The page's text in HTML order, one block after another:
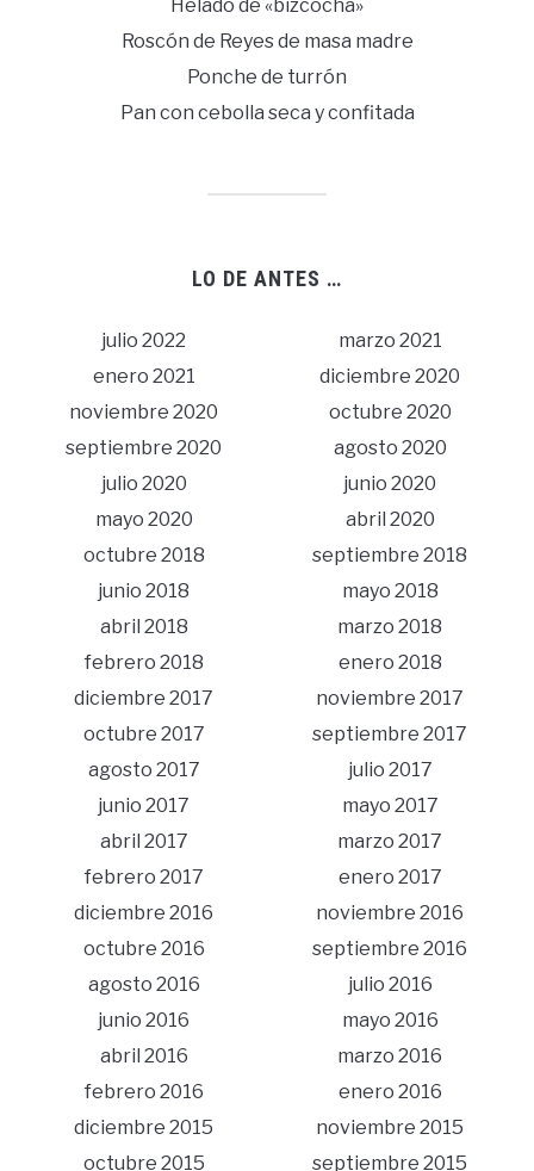
Helado de «bizcochá»
Roscón de Reyes de masa madre
Ponche de turrón
Pan con cebolla seca y confitada
LO DE ANTES …
julio 2022
marzo 2021
enero 2021
diciembre 2020
noviembre 2020
octubre 2020
septiembre 2020
agosto 2020
julio 2020
junio 2020
mayo 2020
abril 2020
octubre 2018
septiembre 2018
junio 2018
mayo 2018
abril 2018
marzo 2018
febrero 2018
enero 2018
diciembre 2017
noviembre 2017
octubre 2017
septiembre 2017
agosto 2017
julio 2017
junio 2017
mayo 2017
abril 2017
marzo 2017
febrero 2017
enero 2017
diciembre 2016
noviembre 2016
octubre 2016
septiembre 2016
agosto 2016
julio 2016
junio 2016
mayo 2016
abril 2016
marzo 2016
febrero 2016
enero 2016
diciembre 2015
noviembre 2015
octubre 2015
septiembre 2015